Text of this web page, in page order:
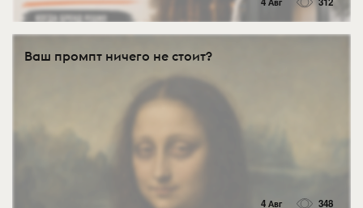
Ваш промпт ничего не стоит?
4 Авг 348